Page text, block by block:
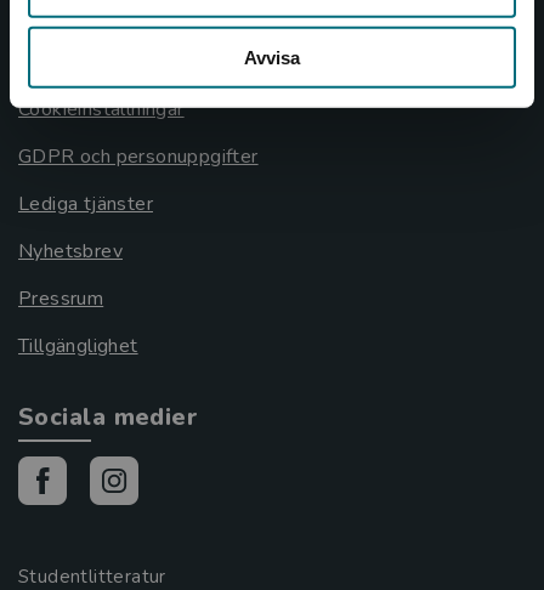
Avvisa
Om oss
Cookieinställningar
GDPR och personuppgifter
Lediga tjänster
Nyhetsbrev
Pressrum
Tillgänglighet
Sociala medier
Studentlitteratur